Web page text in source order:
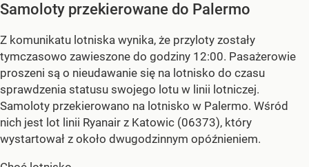
Samoloty przekierowane do Palermo
Z komunikatu lotniska wynika, że przyloty zostały
tymczasowo zawieszone do godziny 12:00. Pasażerowie
proszeni są o nieudawanie się na lotnisko do czasu
sprawdzenia statusu swojego lotu w linii lotniczej.
Samoloty przekierowano na lotnisko w Palermo. Wśród
nich jest lot linii Ryanair z Katowic (06373), który
wystartował z około dwugodzinnym opóźnieniem.